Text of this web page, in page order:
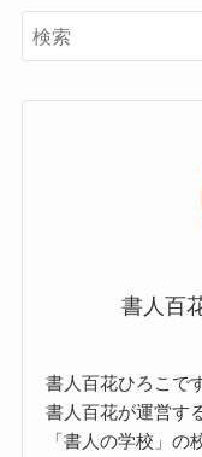
書人百
書人百花ひろこで
書人百花が運営す
「書人の学校」の